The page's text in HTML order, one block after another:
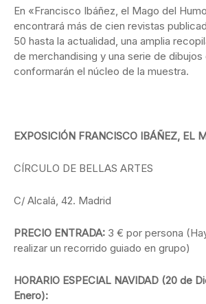
En «Francisco Ibáñez, el Mago del
encontrará más de cien revistas
50 hasta la actualidad, una amplia
de merchandising y una serie de dibujos
conformarán el núcleo de la muestra.
EXPOSICIÓN FRANCISCO IBÁÑEZ, EL
CÍRCULO DE BELLAS ARTES
C/ Alcalá, 42. Madrid
PRECIO ENTRADA: 3 € por persona
realizar un recorrido guiado en grupo)
HORARIO ESPECIAL NAVIDAD (20 de
Enero):